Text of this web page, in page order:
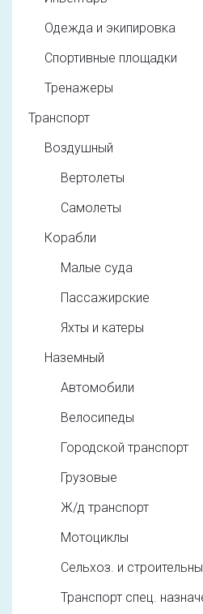
Одежда и экипировка
Спортивные площадки
Тренажеры
Транспорт
Воздушный
Вертолеты
Самолеты
Корабли
Малые суда
Пассажирские
Яхты и катеры
Наземный
Автомобили
Велосипеды
Городской транспорт
Грузовые
Ж/д транспорт
Мотоциклы
Сельхоз. и
Транспорт спец.